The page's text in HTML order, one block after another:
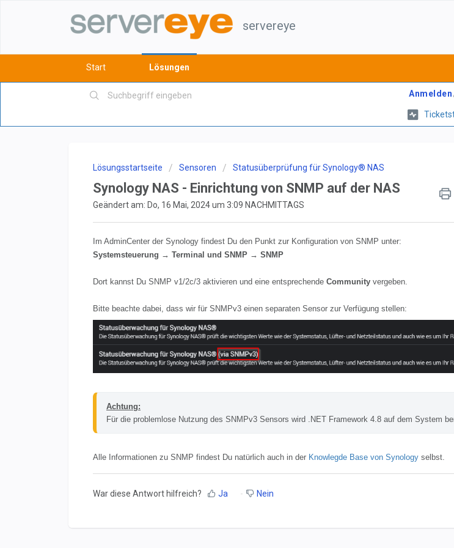
servereye
Start Lösungen
Anmelden
Lösungsstartseite Sensoren Statusüberprüfung für Synology® NAS
Synology NAS - Einrichtung von SNMP auf der NAS
Geändert am: Do, 16 Mai, 2024 um 3:09 NACHMITTAGS
Im AdminCenter der Synology findest Du den Punkt zur Konfiguration von SNMP unter:
Systemsteuerung → Terminal und SNMP → SNMP
Dort kannst Du SNMP v1/2c/3 aktivieren und eine entsprechende Community vergeben.
Bitte beachte dabei, dass wir für SNMPv3 einen separaten Sensor zur Verfügung stellen:
Achtung:
Für die problemlose Nutzung des SNMPv3 Sensors wird .NET Framework 4.8 auf dem System
Alle Informationen zu SNMP findest Du natürlich auch in der Knowlegde Base von Synology selbst.
War diese Antwort hilfreich? Ja Nein